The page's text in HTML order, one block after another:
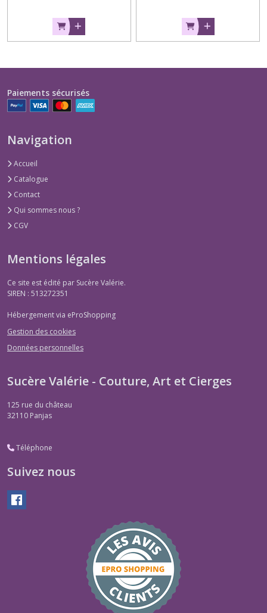
Paiements sécurisés
Navigation
Accueil
Catalogue
Contact
Qui sommes nous ?
CGV
Mentions légales
Ce site est édité par Sucère Valérie.
SIREN : 513272351
Hébergement via eProShopping
Gestion des cookies
Données personnelles
Sucère Valérie - Couture, Art et Cierges
125 rue du château
32110 Panjas
Téléphone
Suivez nous